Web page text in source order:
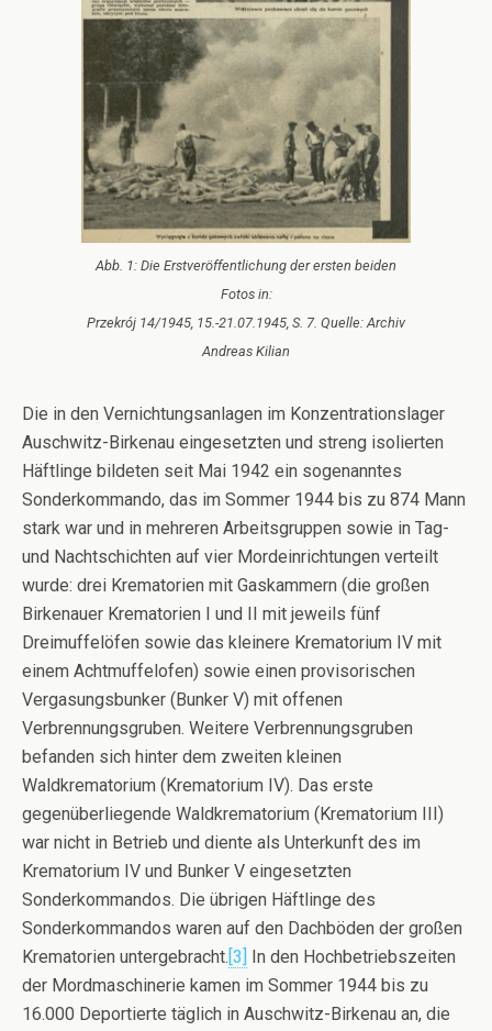
Abb. 1: Die Erstveröffentlichung der ersten beiden
Fotos in:
Przekrój 14/1945, 15.-21.07.1945, S. 7. Quelle: Archiv
Andreas Kilian
Die in den Vernichtungsanlagen im Konzentrationslager
Auschwitz-Birkenau eingesetzten und streng isolierten
Häftlinge bildeten seit Mai 1942 ein sogenanntes
Sonderkommando, das im Sommer 1944 bis zu 874 Mann
stark war und in mehreren Arbeitsgruppen sowie in Tag-
und Nachtschichten auf vier Mordeinrichtungen verteilt
wurde: drei Krematorien mit Gaskammern (die großen
Birkenauer Krematorien I und II mit jeweils fünf
Dreimuffelöfen sowie das kleinere Krematorium IV mit
einem Achtmuffelofen) sowie einen provisorischen
Vergasungsbunker (Bunker V) mit offenen
Verbrennungsgruben. Weitere Verbrennungsgruben
befanden sich hinter dem zweiten kleinen
Waldkrematorium (Krematorium IV). Das erste
gegenüberliegende Waldkrematorium (Krematorium III)
war nicht in Betrieb und diente als Unterkunft des im
Krematorium IV und Bunker V eingesetzten
Sonderkommandos. Die übrigen Häftlinge des
Sonderkommandos waren auf den Dachböden der großen
Krematorien untergebracht.[3] In den Hochbetriebszeiten
der Mordmaschinerie kamen im Sommer 1944 bis zu
16.000 Deportierte täglich in Auschwitz-Birkenau an, die